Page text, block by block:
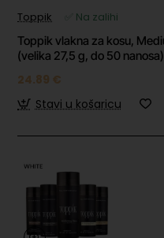
Toppik
✅ Na zalihi
Toppik vlakna za kosu,
(velika 27,5 g, do 50 nanosa)
24.89 €
Stavi u košaricu